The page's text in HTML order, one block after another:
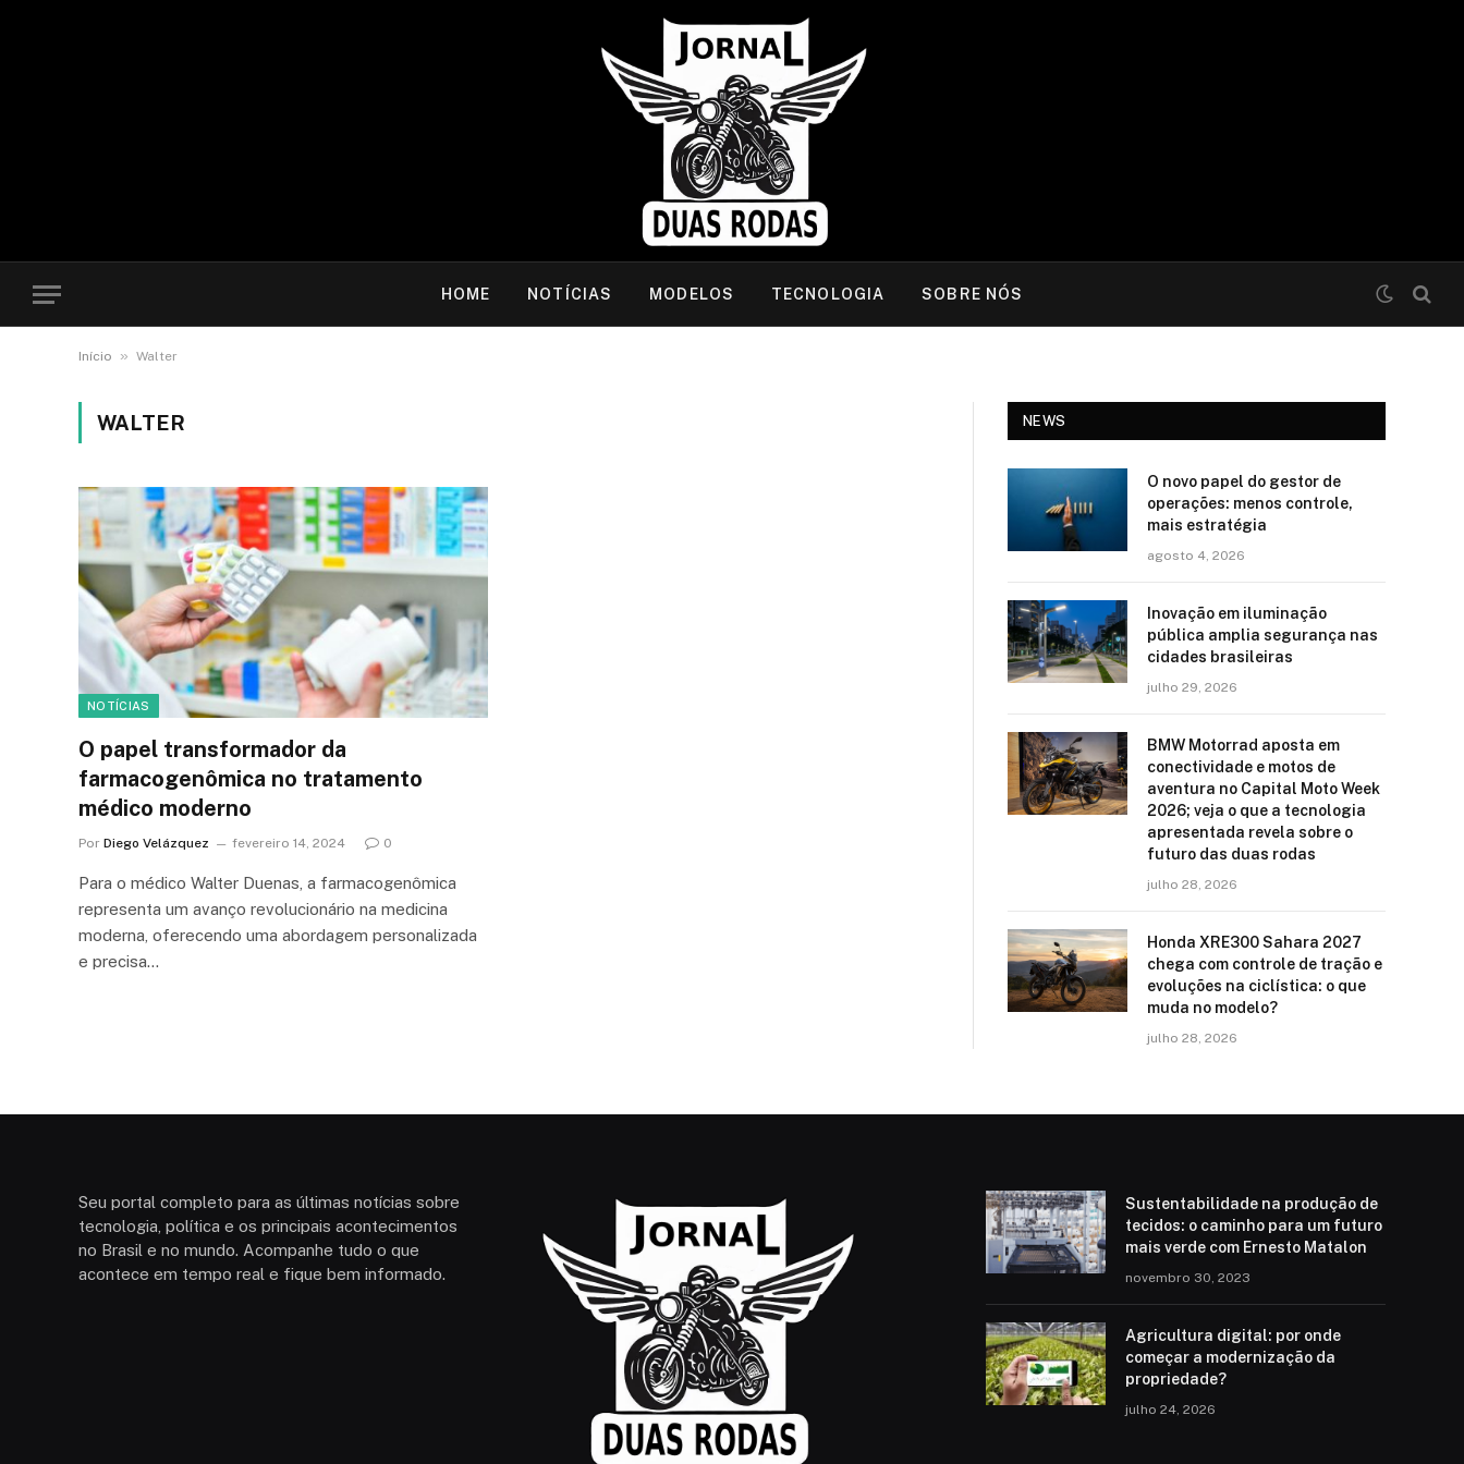
HOME NOTÍCIAS MODELOS TECNOLOGIA SOBRE NÓS
Início » Walter
WALTER
NOTÍCIAS
O papel transformador da
farmacogenômica no tratamento
médico moderno
Por Diego Velázquez fevereiro 14, 2024 0
Para o médico Walter Duenas, a farmacogenômica
representa um avanço revolucionário na medicina
moderna, oferecendo uma abordagem personalizada
e precisa…
NEWS
O novo papel do gestor de
operações: menos controle,
mais estratégia
agosto 4, 2026
Inovação em iluminação
pública amplia segurança nas
cidades brasileiras
julho 29, 2026
BMW Motorrad aposta em
conectividade e motos de
aventura no Capital Moto Week
2026; veja o que a tecnologia
apresentada revela sobre o
futuro das duas rodas
julho 28, 2026
Honda XRE300 Sahara 2027
chega com controle de tração e
evoluções na ciclística: o que
muda no modelo?
julho 28, 2026
Seu portal completo para as últimas notícias sobre
tecnologia, política e os principais acontecimentos
no Brasil e no mundo. Acompanhe tudo o que
acontece em tempo real e fique bem informado.
Sustentabilidade na produção de
tecidos: o caminho para um futuro
mais verde com Ernesto Matalon
novembro 30, 2023
Agricultura digital: por onde
começar a modernização da
propriedade?
julho 24, 2026